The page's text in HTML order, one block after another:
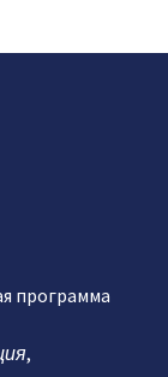
программа
,